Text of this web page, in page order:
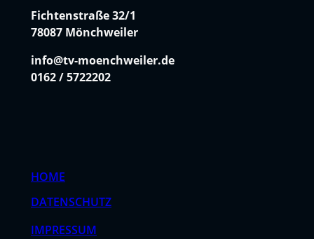
Fichtenstraße 32/1
78087 Mönchweiler
info@tv-moenchweiler.de
0162 / 5722202
HOME
DATENSCHUTZ
IMPRESSUM